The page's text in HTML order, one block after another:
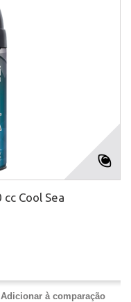
Cool Sea
Adicionar à comparação